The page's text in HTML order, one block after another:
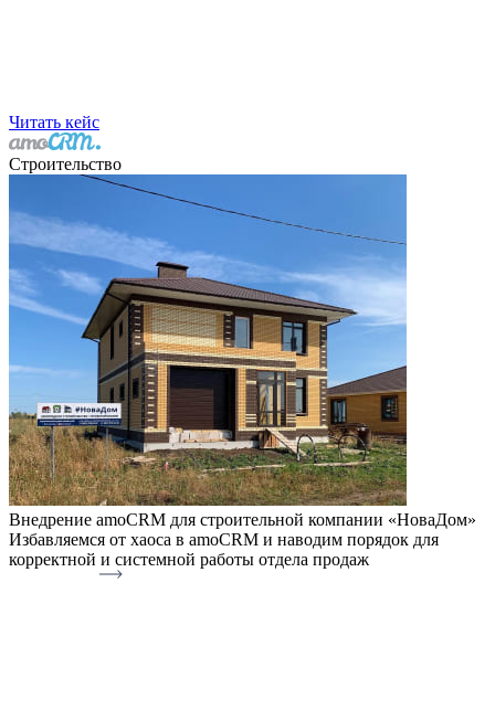
Читать кейс
Строительство
Внедрение amoCRM для строительной компании «НоваДом»
Избавляемся от хаоса в amoCRM и наводим порядок для
корректной и системной работы отдела продаж